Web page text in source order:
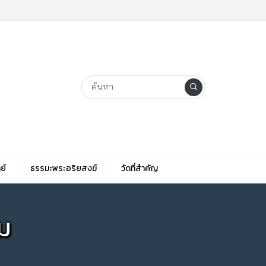
ธรรมะพระอริยสงฆ์ วัดที่สําคัญ